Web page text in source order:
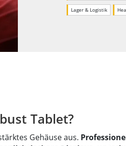
Edge-KI-ComputingLager & Logistik
Tablet?
Gehäuse aus.